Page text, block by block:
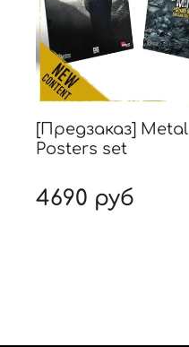
[Предзаказ] Metal
Posters set
4690 руб